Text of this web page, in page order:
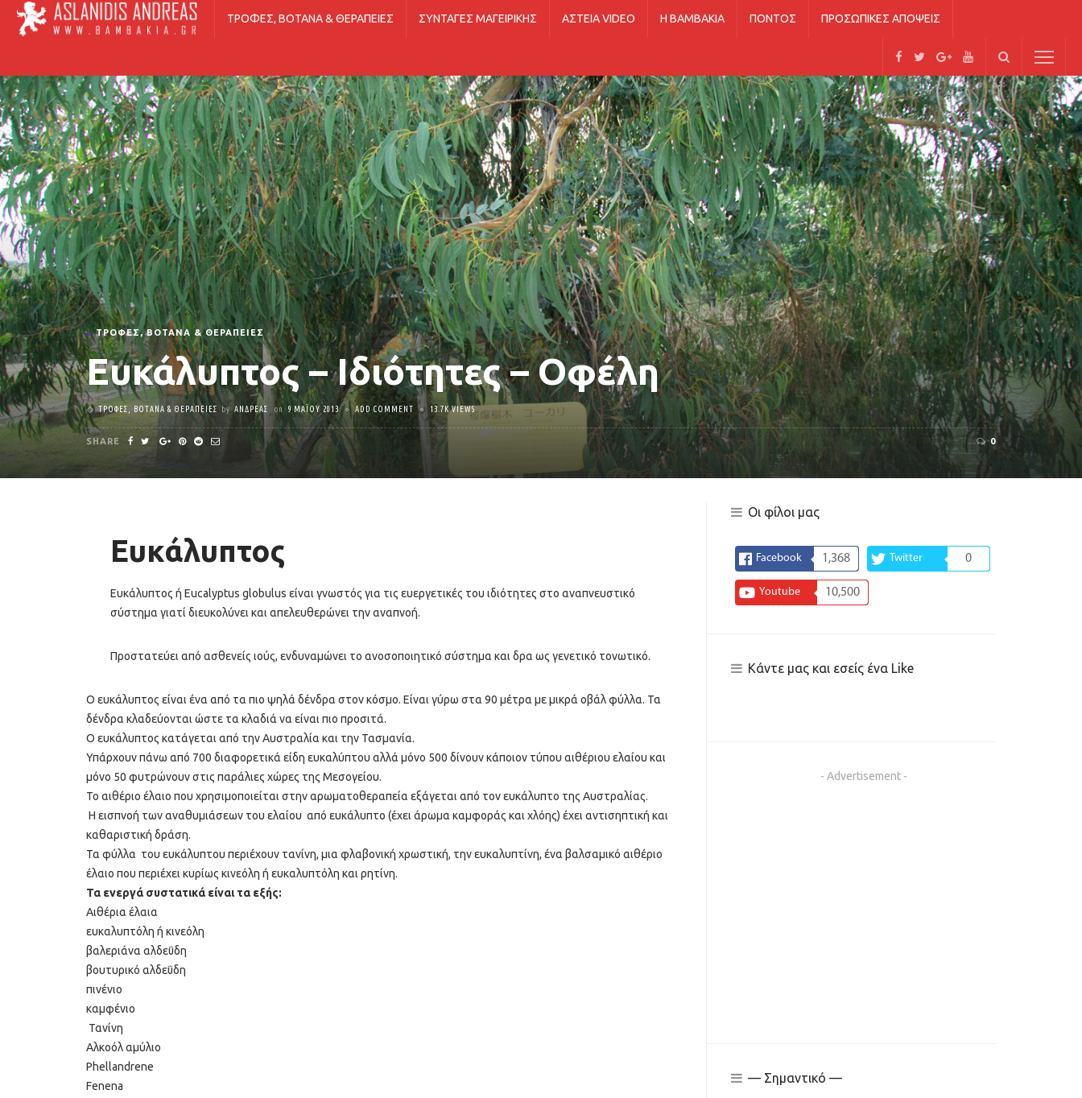
ΤΡΟΦΈΣ, ΒΌΤΑΝΑ & ΘΕΡΑΠΕΊΕΣ ΣΥΝΤΑΓΈΣ ΜΑΓΕΙΡΙΚΉΣ ΑΣΤΕΊΑ VIDEO Η ΒΑΜΒΑΚΙΆ ΠΌΝΤΟΣ ΠΡΟΣΩΠΙΚΈΣ ΑΠΌΨΕΙΣ
ΤΡΟΦΈΣ, ΒΌΤΑΝΑ & ΘΕΡΑΠΕΊΕΣ
Ευκάλυπτος – Ιδιότητες – Οφέλη
ΤΡΟΦΈΣ, ΒΌΤΑΝΑ & ΘΕΡΑΠΕΊΕΣ by ΑΝΔΡΈΑΣ on 9 ΜΑΪ́ΟΥ 2013 ADD COMMENT 13.7K VIEWS
SHARE 0
Ευκάλυπτος
Ευκάλυπτος ή Eucalyptus globulus είναι γνωστός για τις ευεργετικές του ιδιότητες στο αναπνευστικό
σύστημα γιατί διευκολύνει και απελευθερώνει την αναπνοή.
Προστατεύει από ασθενείς ιούς, ενδυναμώνει το ανοσοποιητικό σύστημα και δρα ως γενετικό τονωτικό.
Ο ευκάλυπτος είναι ένα από τα πιο ψηλά δένδρα στον κόσµο. Είναι γύρω στα 90 µέτρα µε µικρά οβάλ φύλλα. Τα
δένδρα κλαδεύονται ώστε τα κλαδιά να είναι πιο προσιτά.
Ο ευκάλυπτος κατάγεται από την Αυστραλία και την Τασµανία.
Υπάρχουν πάνω από 700 διαφορετικά είδη ευκαλύπτου αλλά µόνο 500 δίνουν κάποιον τύπου αιθέριου ελαίου και
µόνο 50 φυτρώνουν στις παράλιες χώρες της Μεσογείου.
Το αιθέριο έλαιο που χρησιµοποιείται στην αρωµατοθεραπεία εξάγεται από τον ευκάλυπτο της Αυστραλίας.
Η εισπνοή των αναθυµιάσεων του ελαίου από ευκάλυπτο (έχει άρωµα καµφοράς και χλόης) έχει αντισηπτική και
καθαριστική δράση.
Τα φύλλα του ευκάλυπτου περιέχουν τανίνη, µια φλαβονική χρωστική, την ευκαλυπτίνη, ένα βαλσαµικό αιθέριο
έλαιο που περιέχει κυρίως κινεόλη ή ευκαλυπτόλη και ρητίνη.
Τα ενεργά συστατικά είναι τα εξής:
Αιθέρια έλαια
ευκαλυπτόλη ή κινεόλη
βαλεριάνα αλδεΰδη
βουτυρικό αλδεΰδη
πινένιο
καμφένιο
Τανίνη
Αλκοόλ αμύλιο
Phellandrene
Fenena
Οι φίλοι μας
Facebook 1,368 Twitter 0
Youtube 10,500
Κάντε μας και εσείς ένα Like
- Advertisement -
— Σημαντικό —